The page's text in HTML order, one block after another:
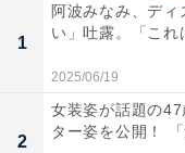
1
阿波みなみ、ディ
い」吐露。「こ
2025/06/19
2
女装姿が話題の
ター姿を公開！